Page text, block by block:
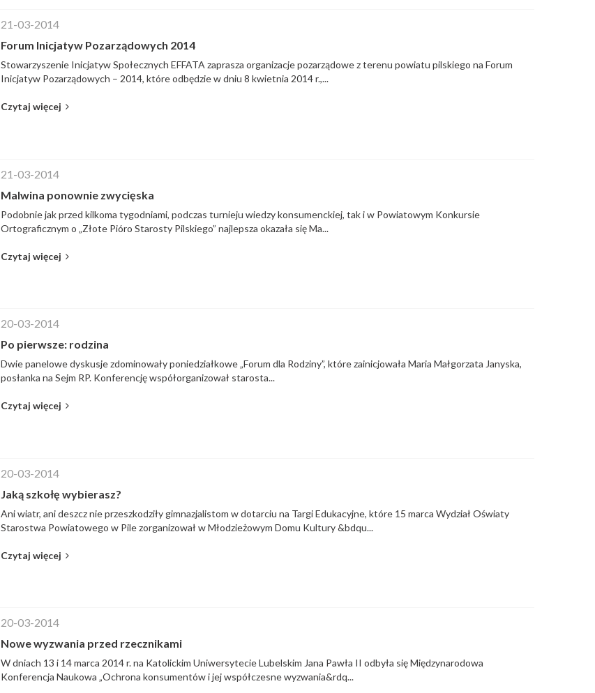
21-03-2014
Forum Inicjatyw Pozarządowych 2014
Stowarzyszenie Inicjatyw Społecznych EFFATA zaprasza organizacje pozarządowe z terenu powiatu pilskiego na Forum
Inicjatyw Pozarządowych – 2014, które odbędzie w dniu 8 kwietnia 2014 r.,...
Czytaj więcej
21-03-2014
Malwina ponownie zwycięska
Podobnie jak przed kilkoma tygodniami, podczas turnieju wiedzy konsumenckiej, tak i w Powiatowym Konkursie
Ortograficznym o „Złote Pióro Starosty Pilskiego” najlepsza okazała się Ma...
Czytaj więcej
20-03-2014
Po pierwsze: rodzina
Dwie panelowe dyskusje zdominowały poniedziałkowe „Forum dla Rodziny”, które zainicjowała Maria Małgorzata Janyska,
posłanka na Sejm RP. Konferencję współorganizował starosta...
Czytaj więcej
20-03-2014
Jaką szkołę wybierasz?
Ani wiatr, ani deszcz nie przeszkodziły gimnazjalistom w dotarciu na Targi Edukacyjne, które 15 marca Wydział Oświaty
Starostwa Powiatowego w Pile zorganizował w Młodzieżowym Domu Kultury &bdqu...
Czytaj więcej
20-03-2014
Nowe wyzwania przed rzecznikami
W dniach 13 i 14 marca 2014 r. na Katolickim Uniwersytecie Lubelskim Jana Pawła II odbyła się Międzynarodowa
Konferencja Naukowa „Ochrona konsumentów i jej współczesne wyzwania&rdq...